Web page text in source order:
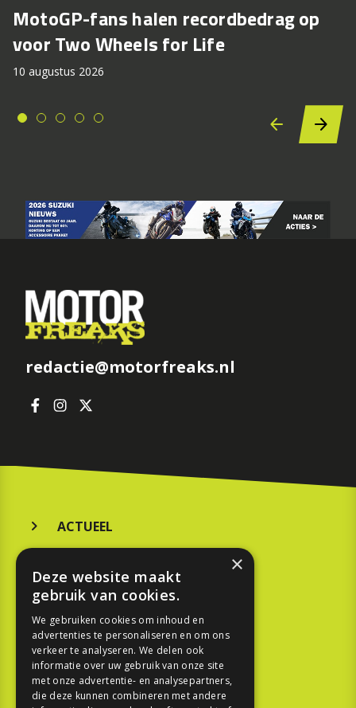
MotoGP-fans halen recordbedrag op
voor Two Wheels for Life
10 augustus 2026
redactie@motorfreaks.nl
ACTUEEL
KOOPGIDS
TESTEN
SPORT
REPORTAGE
×
Deze website maakt
gebruik van cookies.
We gebruiken cookies om inhoud en
advertenties te personaliseren en om ons
verkeer te analyseren. We delen ook
informatie over uw gebruik van onze site
met onze advertentie- en analysepartners,
die deze kunnen combineren met andere